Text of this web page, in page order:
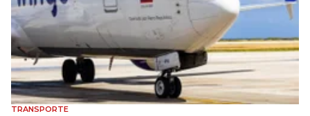
TRANSPORTE